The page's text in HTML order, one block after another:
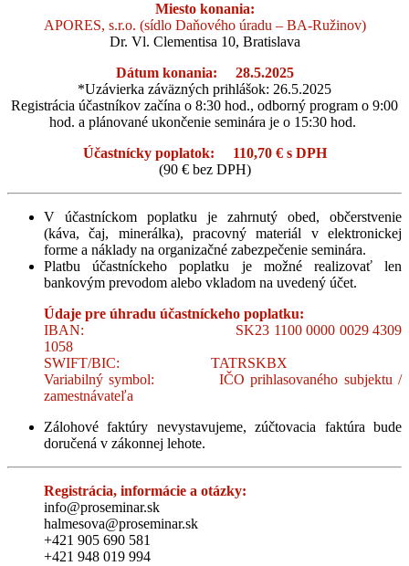
Miesto konania:
APORES, s.r.o. (sídlo Daňového úradu – BA-Ružinov)
Dr. Vl. Clementisa 10, Bratislava
Dátum konania: 28.5.2025
*Uzávierka záväzných prihlášok: 26.5.2025
Registrácia účastníkov začína o 8:30 hod., odborný program o 9:00
hod. a plánované ukončenie seminára je o 15:30 hod.
Účastnícky poplatok: 110,70 € s DPH
(90 € bez DPH)
V účastníckom poplatku je zahrnutý obed, občerstvenie
(káva, čaj, minerálka), pracovný materiál v elektronickej
forme a náklady na organizačné zabezpečenie seminára.
Platbu účastníckeho poplatku je možné realizovať len
bankovým prevodom alebo vkladom na uvedený účet.
Údaje pre úhradu účastníckeho poplatku:
IBAN: SK23 1100 0000 0029 4309
1058
SWIFT/BIC: TATRSKBX
Variabilný symbol: IČO prihlasovaného subjektu /
zamestnávateľa
Zálohové faktúry nevystavujeme, zúčtovacia faktúra bude
doručená v zákonnej lehote.
Registrácia, informácie a otázky:
info@proseminar.sk
halmesova@proseminar.sk
+421 905 690 581
+421 948 019 994